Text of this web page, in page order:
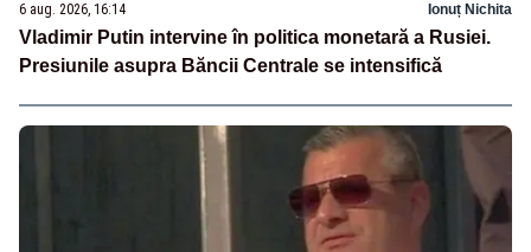
6 aug. 2026, 16:14 Ionuț Nichita
Vladimir Putin intervine în politica monetară a Rusiei.
Presiunile asupra Băncii Centrale se intensifică